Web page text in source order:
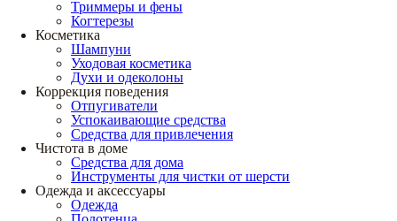
Триммеры и фены
Когтерезы
Косметика
Шампуни
Уходовая косметика
Духи и одеколоны
Коррекция поведения
Отпугиватели
Успокаивающие средства
Средства для привлечения
Чистота в доме
Средства для дома
Инструменты для чистки от шерсти
Одежда и аксессуары
Одежда